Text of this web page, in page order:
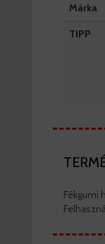
Márka
TIPP
Fékgumi